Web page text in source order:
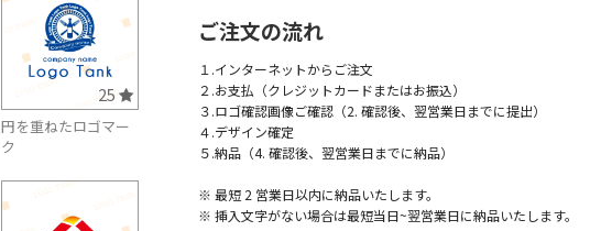
25
円を重ねたロゴマー
ク
ご注文の流れ
１.インターネットからご注文
２.お支払（クレジットカードまたはお振込）
３.ロゴ確認画像ご確認（2. 確認後、翌営業日までに提出）
４.デザイン確定
５.納品（4. 確認後、翌営業日までに納品）
※ 最短 2 営業日以内に納品いたします。
※ 挿入文字がない場合は最短当日~翌営業日に納品いたします。